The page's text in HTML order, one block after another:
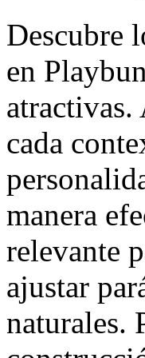
Descubre
en
atractivas.
cada
manera
relevante
ajustar
naturales.